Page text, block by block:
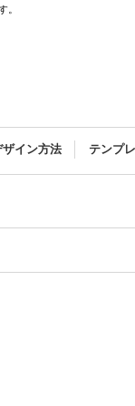
。
ザイン方法 テンプ